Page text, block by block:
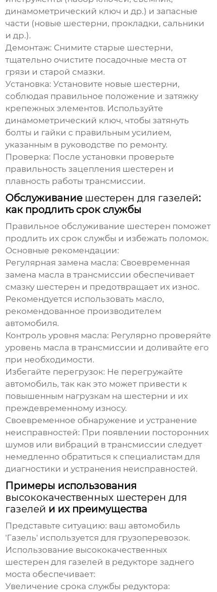
динамометрический ключ и др.) и запасные
части (новые шестерни, прокладки, сальники
и др.).
Демонтаж: Снимите старые шестерни,
тщательно очистите посадочные места от
грязи и старой смазки.
Установка: Установите новые шестерни,
соблюдая правильное положение и затяжку
крепежных элементов. Используйте
динамометрический ключ, чтобы затянуть
болты и гайки с правильным усилием,
указанным в руководстве по ремонту.
Проверка: После установки проверьте
правильность зацепления шестерен и
плавность работы трансмиссии.
Обслуживание шестерен для газелей:
как продлить срок службы
Правильное обслуживание шестерен поможет
продлить их срок службы и избежать поломок.
Основные рекомендации:
Регулярная замена масла: Своевременная
замена масла в трансмиссии обеспечивает
смазку шестерен и предотвращает их износ.
Рекомендуется использовать масло,
рекомендованное производителем
автомобиля.
Контроль уровня масла: Регулярно проверяйте
уровень масла в трансмиссии и доливайте его
при необходимости.
Избегайте перегрузок: Не перегружайте
автомобиль, так как это может привести к
повышенным нагрузкам на шестерни и их
преждевременному износу.
Своевременное обнаружение и устранение
неисправностей: При появлении посторонних
шумов или вибраций в трансмиссии следует
немедленно обратиться к специалистам для
диагностики и устранения неисправностей.
Примеры использования
высококачественных шестерен для
газелей и их преимущества
Представьте ситуацию: ваш автомобиль
'Газель' используется для грузоперевозок.
Использование высококачественных
шестерен для газелей в редукторе заднего
моста обеспечивает:
Увеличение срока службы редуктора: